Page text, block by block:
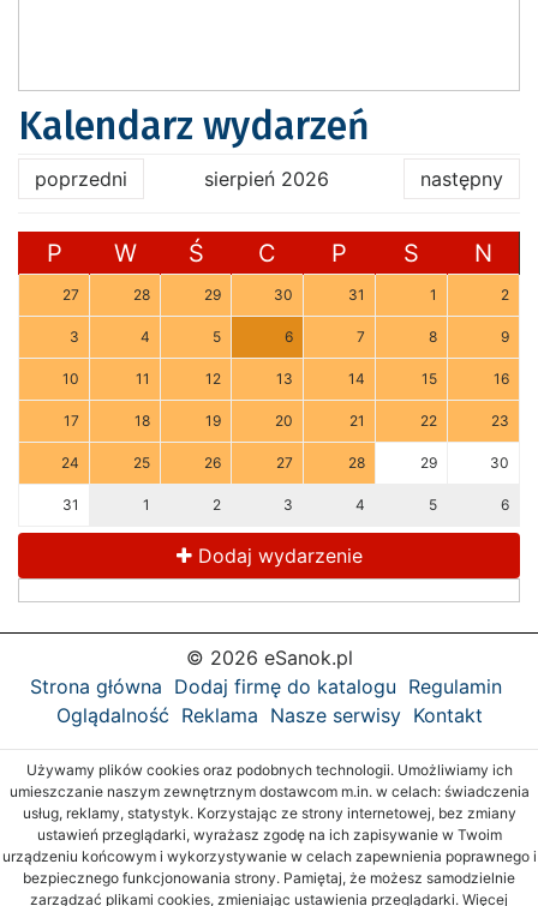
Kalendarz wydarzeń
poprzedni sierpień 2026 następny
P W Ś C P S N
27 28 29 30 31 1 2
3 4 5 6 7 8 9
10 11 12 13 14 15 16
17 18 19 20 21 22 23
24 25 26 27 28 29 30
31 1 2 3 4 5 6
Dodaj wydarzenie
© 2026 eSanok.pl
Strona główna Dodaj firmę do katalogu Regulamin
Oglądalność Reklama Nasze serwisy Kontakt
Używamy plików cookies oraz podobnych technologii. Umożliwiamy ich
umieszczanie naszym zewnętrznym dostawcom m.in. w celach: świadczenia
usług, reklamy, statystyk. Korzystając ze strony internetowej, bez zmiany
ustawień przeglądarki, wyrażasz zgodę na ich zapisywanie w Twoim
urządzeniu końcowym i wykorzystywanie w celach zapewnienia poprawnego i
bezpiecznego funkcjonowania strony. Pamiętaj, że możesz samodzielnie
zarządzać plikami cookies, zmieniając ustawienia przeglądarki. Więcej